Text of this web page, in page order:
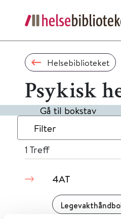
Helsebiblioteket
Psykisk
Gå til bokstav
Filter
1 Treff
4AT